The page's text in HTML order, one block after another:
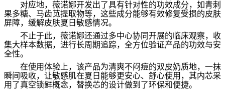
对应地，薇诺娜开发出了具有针对性的功效成分，如青刺
果多糖、马齿苋提取物等，这些成分能够有效修复受损的皮肤
屏障，缓解皮肤夏日敏感情况。
不止于此，薇诺娜还通过多中心协同开展的临床观察，收
集大样本数据，进行长周期追踪，全方位验证产品的功效与安
全性。
在使用体验上，该产品为清爽不闷痘的双皮奶质地，一抹
瞬间吸收，让敏感肌在夏日能够更安心、舒心使用，其内芯采
用了真空锁鲜概念，替换芯的设计做到了环保和便捷。